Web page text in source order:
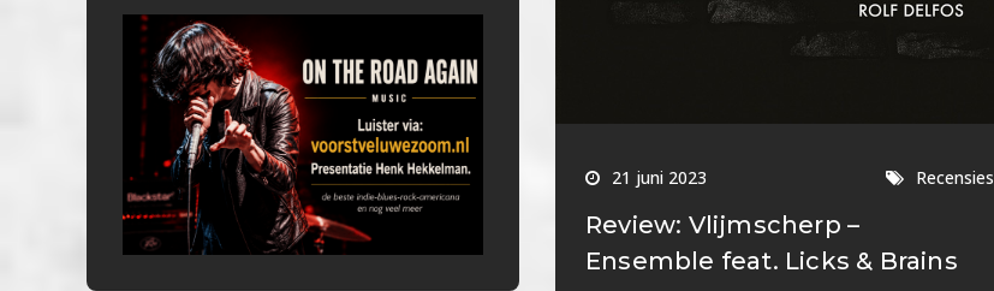
21 juni 2023 Recensies
Review: Vlijmscherp –
Ensemble feat. Licks & Brains